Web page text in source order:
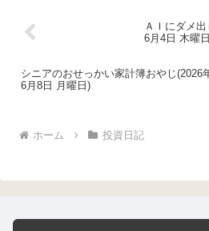
ＡＩにダメ
6月4日 木曜
シニアのおせっかい家計簿おやじ(2026
6月8日 月曜日)
ホーム 投資日記